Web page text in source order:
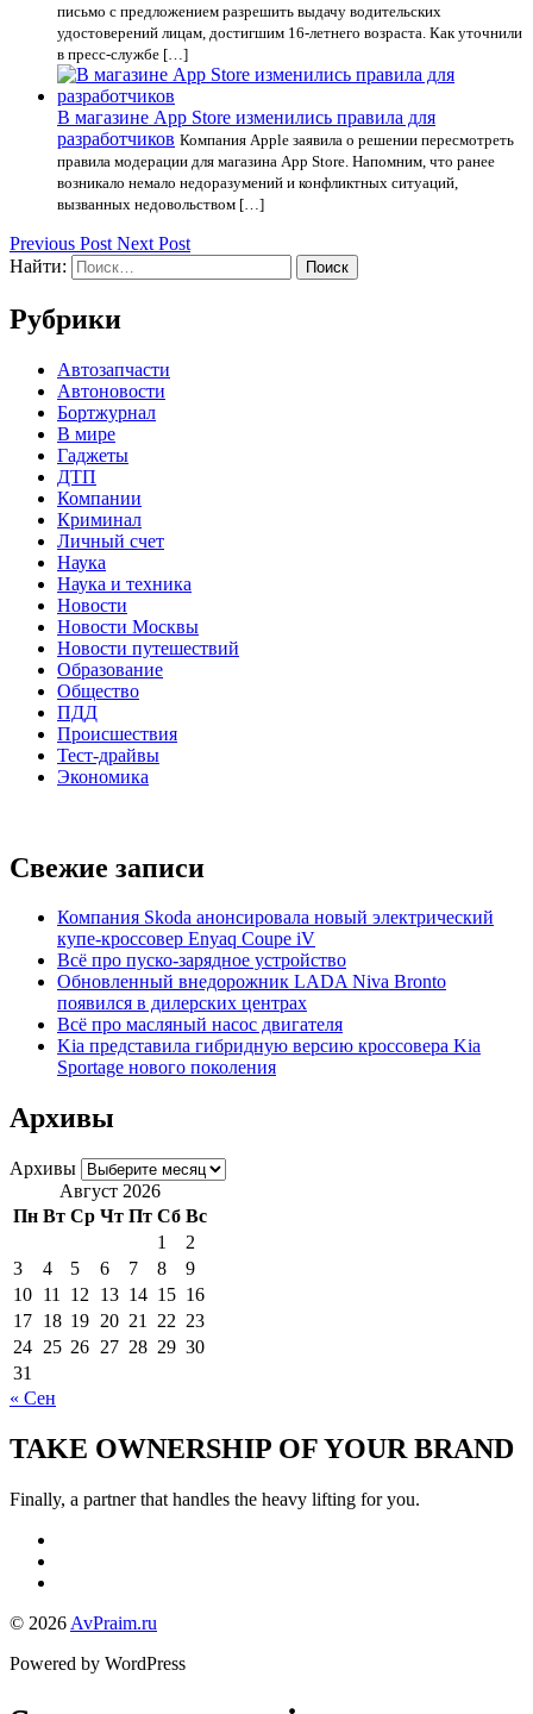
письмо с предложением разрешить выдачу водительских
удостоверений лицам, достигшим 16-летнего возраста. Как уточнили
в пресс-службе […]
В магазине App Store изменились правила для
разработчиков Компания Apple заявила о решении пересмотреть
правила модерации для магазина App Store. Напомним, что ранее
возникало немало недоразумений и конфликтных ситуаций,
вызванных недовольством […]
Previous Post Next Post
Найти:
Рубрики
Автозапчасти
Автоновости
Бортжурнал
В мире
Гаджеты
ДТП
Компании
Криминал
Личный счет
Наука
Наука и техника
Новости
Новости Москвы
Новости путешествий
Образование
Общество
ПДД
Происшествия
Тест-драйвы
Экономика
Свежие записи
Компания Skoda анонсировала новый электрический
купе-кроссовер Enyaq Coupe iV
Всё про пуско-зарядное устройство
Обновленный внедорожник LADA Niva Bronto
появился в дилерских центрах
Всё про масляный насос двигателя
Kia представила гибридную версию кроссовера Kia
Sportage нового поколения
Архивы
Архивы
Август 2026
Пн Вт Ср Чт Пт Сб Вс
1
2
3
4 5 6 7 8
9
10 11 12 13 14 15 16
17 18 19 20 21 22 23
24 25 26 27 28 29 30
31
« Сен
TAKE OWNERSHIP OF YOUR BRAND
Finally, a partner that handles the heavy lifting for you.
© 2026 AvPraim.ru
Powered by WordPress